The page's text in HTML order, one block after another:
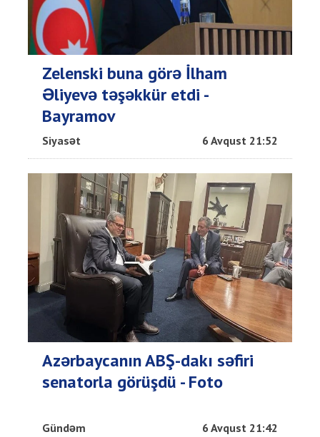
Zelenski buna görə İlham
Əliyevə təşəkkür etdi -
Bayramov
Siyasət 6 Avqust 21:52
Azərbaycanın ABŞ-dakı səfiri
senatorla görüşdü - Foto
Gündəm 6 Avqust 21:42